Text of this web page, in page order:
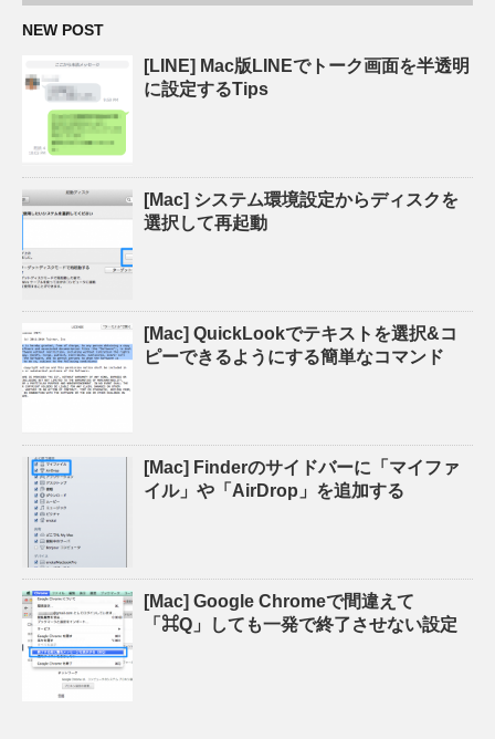
NEW POST
[LINE] Mac版LINEでトーク画面を半透明
に設定するTips
[Mac] システム環境設定からディスクを
選択して再起動
[Mac] QuickLookでテキストを選択&コ
ピーできるようにする簡単なコマンド
[Mac] Finderのサイドバーに「マイファ
イル」や「AirDrop」を追加する
[Mac] Google Chromeで間違えて
「⌘Q」しても一発で終了させない設定